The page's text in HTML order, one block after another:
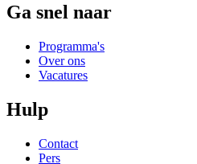
Ga snel naar
Programma's
Over ons
Vacatures
Hulp
Contact
Pers